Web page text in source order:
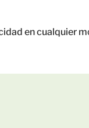
en cualquier